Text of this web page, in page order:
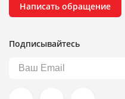
Написать обращение
Подписывайтесь